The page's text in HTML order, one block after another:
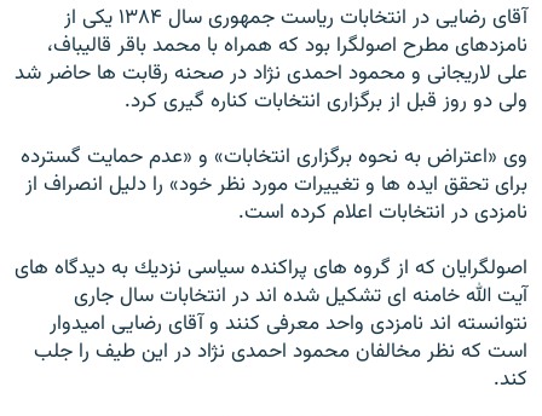
آقاى رضايى در انتخابات رياست جمهورى سال ۱۳۸۴ يكى از
نامزدهاى مطرح اصولگرا بود كه همراه با محمد باقر قاليباف،
على لاريجانى و محمود احمدى نژاد در صحنه رقابت ها حاضر شد
ولى دو روز قبل از برگزاری انتخابات كناره گيرى كرد.
وى «اعتراض به نحوه برگزارى انتخابات» و «عدم حمايت گسترده
براى تحقق ايده ها و تغييرات مورد نظر خود» را دليل انصراف از
نامزدى در انتخابات اعلام كرده است.
اصولگرايان كه از گروه هاى پراكنده سياسى نزديك به ديدگاه هاى
آيت الله خامنه اى تشكيل شده اند در انتخابات سال جارى
نتوانسته اند نامزدى واحد معرفى كنند و آقاى رضايى اميدوار
است كه نظر مخالفان محمود احمدى نژاد در اين طيف را جلب
كند.